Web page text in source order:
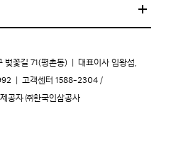
벚꽃길 71(평촌동) 대표이사 임왕섭,
고객센터 1588-2304 /
공자 ㈜한국인삼공사